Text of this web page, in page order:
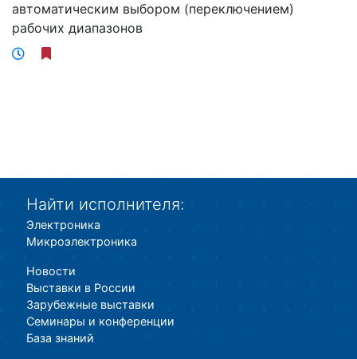
автоматическим выбором (переключением)
рабочих диапазонов
Найти исполнителя:
Электроника
Микроэлектроника
Новости
Выставки в России
Зарубежные выставки
Семинары и конференции
База знаний